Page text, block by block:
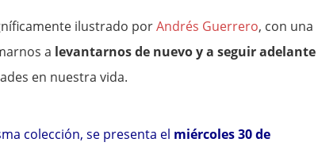
ilustrado porAndrés Guerrero, con una
a levantarnos de nuevo y a seguir adelante
en nuestra vida.
colección, se presenta el miércoles 30 de